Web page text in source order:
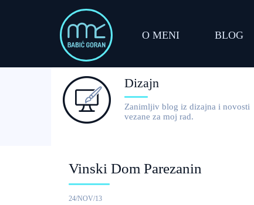
O MENI BLOG
Dizajn
Zanimljiv blog iz dizajna i novosti
vezane za moj rad.
Vinski Dom Parezanin
24/NOV/13